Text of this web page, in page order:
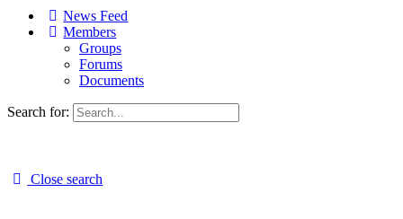
News Feed
Members
Groups
Forums
Documents
Search for:
Close search